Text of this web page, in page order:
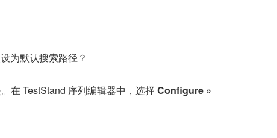
为默认搜索路径？
在 TestStand 序列编辑器中，选择 Configure »